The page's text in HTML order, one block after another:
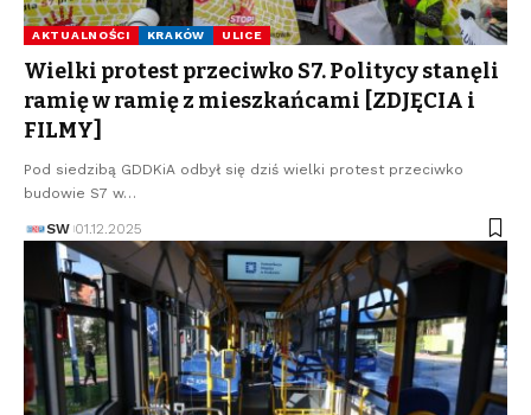
AKTUALNOŚCI KRAKÓW ULICE
Wielki protest przeciwko S7. Politycy stanęli
ramię w ramię z mieszkańcami [ZDJĘCIA i
FILMY]
Pod siedzibą GDDKiA odbył się dziś wielki protest przeciwko
budowie S7 w…
SW 01.12.2025